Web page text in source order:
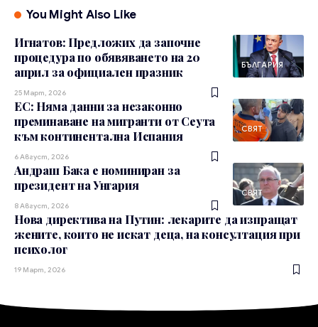
You Might Also Like
БЪЛГАРИЯ
Игнатов: Предложих да започне
процедура по обявяването на 20
април за официален празник
25 Март, 2026
СВЯТ
ЕС: Няма данни за незаконно
преминаване на мигранти от Сеута
към континентална Испания
6 Август, 2026
СВЯТ
Андраш Бака е номиниран за
президент на Унгария
8 Август, 2026
Нова директива на Путин: лекарите да изпращат
жените, които не искат деца, на консултация при
психолог
19 Март, 2026